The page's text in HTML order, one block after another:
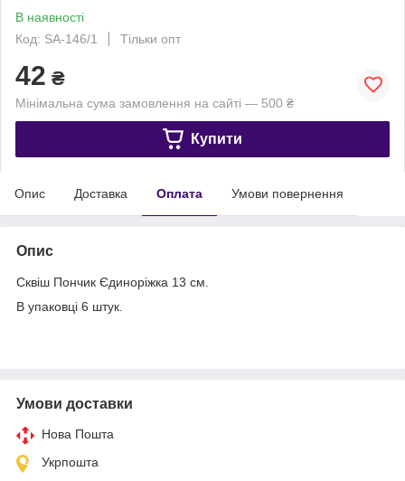
В наявності
Код: SA-146/1
Тільки опт
42 ₴
Мінімальна сума замовлення на сайті — 500 ₴
Купити
Опис Доставка Оплата Умови повернення
Опис
Сквіш Пончик Єдиноріжка 13 см.
В упаковці 6 штук.
Умови доставки
Нова Пошта
Укрпошта